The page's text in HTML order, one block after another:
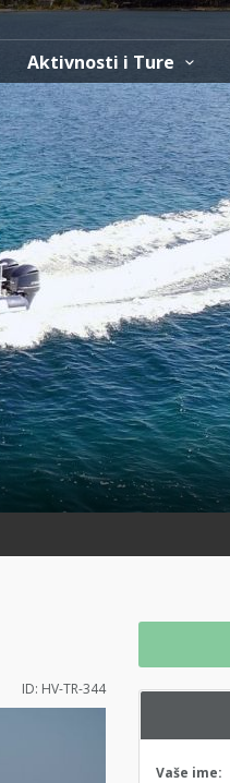
Aktivnosti i Ture
ID: HV-TR-344
Vaše ime: